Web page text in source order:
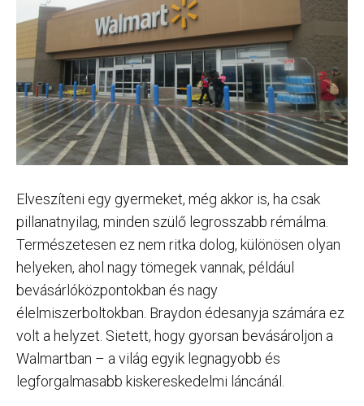
Elveszíteni egy gyermeket, még akkor is, ha csak
pillanatnyilag, minden szülő legrosszabb rémálma.
Természetesen ez nem ritka dolog, különösen olyan
helyeken, ahol nagy tömegek vannak, például
bevásárlóközpontokban és nagy
élelmiszerboltokban. Braydon édesanyja számára ez
volt a helyzet. Sietett, hogy gyorsan bevásároljon a
Walmartban – a világ egyik legnagyobb és
legforgalmasabb kiskereskedelmi láncánál.